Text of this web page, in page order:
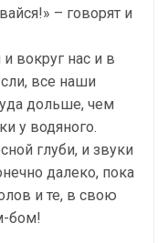
– говорят и
вокруг нас и в
все наши
дольше, чем
у водяного.
глуби, и звуки
далеко, пока
и те, в свою
бом!